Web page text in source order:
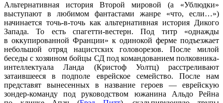
Альтернативная история Второй мировой (а «Ублюдки»
выступают в любимом фантастами жанре «что, если…»)
начинается точь-в-точь как альтернативная история Дикого
Запада. То есть спагетти-вестерн. Под титр «однажды
в оккупированной Франции» к одинокой ферме подъезжает
небольшой отряд нацистских головорезов. После милой
беседы с хозяином бойцы СД под командованием полковника-
интеллектуала Ланда (Кристоф Уолтц) расстреливают
затаившееся в подполе еврейское семейство. После нам
представят вынесенных в название героев — еврейскую
зондер-команду под руководством южанина Альдо Рейна